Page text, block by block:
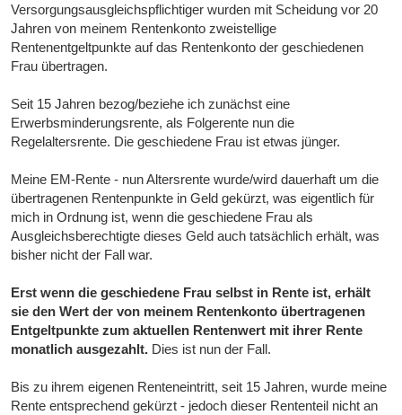
Versorgungsausgleichspflichtiger wurden mit Scheidung vor 20
Jahren von meinem Rentenkonto zweistellige
Rentenentgeltpunkte auf das Rentenkonto der geschiedenen
Frau übertragen.
Seit 15 Jahren bezog/beziehe ich zunächst eine
Erwerbsminderungsrente, als Folgerente nun die
Regelaltersrente. Die geschiedene Frau ist etwas jünger.
Meine EM-Rente - nun Altersrente wurde/wird dauerhaft um die
übertragenen Rentenpunkte in Geld gekürzt, was eigentlich für
mich in Ordnung ist, wenn die geschiedene Frau als
Ausgleichsberechtigte dieses Geld auch tatsächlich erhält, was
bisher nicht der Fall war.
Erst wenn die geschiedene Frau selbst in Rente ist, erhält
sie den Wert der von meinem Rentenkonto übertragenen
Entgeltpunkte zum aktuellen Rentenwert mit ihrer Rente
monatlich ausgezahlt. Dies ist nun der Fall.
Bis zu ihrem eigenen Renteneintritt, seit 15 Jahren, wurde meine
Rente entsprechend gekürzt - jedoch dieser Rententeil nicht an